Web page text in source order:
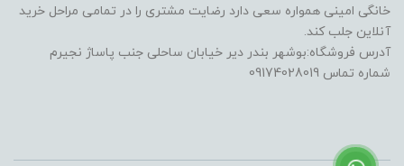
خانگی امینی همواره سعی دارد رضایت مشتری را در تمامی مراحل خرید
آنلاین جلب کند.
آدرس فروشگاه:بوشهر بندر دیر خیابان ساحلی جنب پاساژ نجیرم
شماره تماس 09174028019